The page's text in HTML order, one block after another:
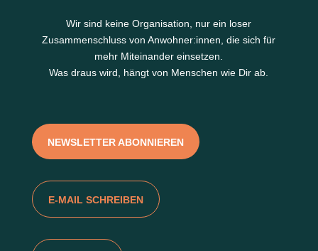
Wir sind keine Organisation, nur ein loser
Zusammenschluss von Anwohner:innen, die sich für
mehr Miteinander einsetzen.
Was draus wird, hängt von Menschen wie Dir ab.
NEWSLETTER ABONNIEREN
E-MAIL SCHREIBEN